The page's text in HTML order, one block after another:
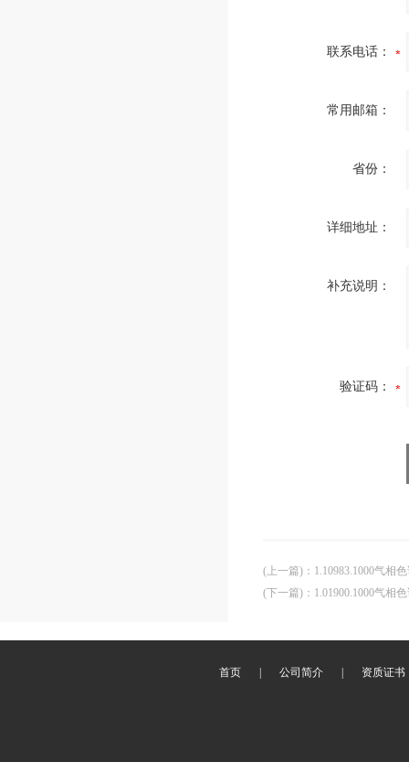
联系电话：
常用邮箱：
省份：
详细地址：
补充说明：
验证码：
(上一篇) ： 1.10983.1000气相
(下一篇) ： 1.01900.1000气相
首页 公司简介 资质证书